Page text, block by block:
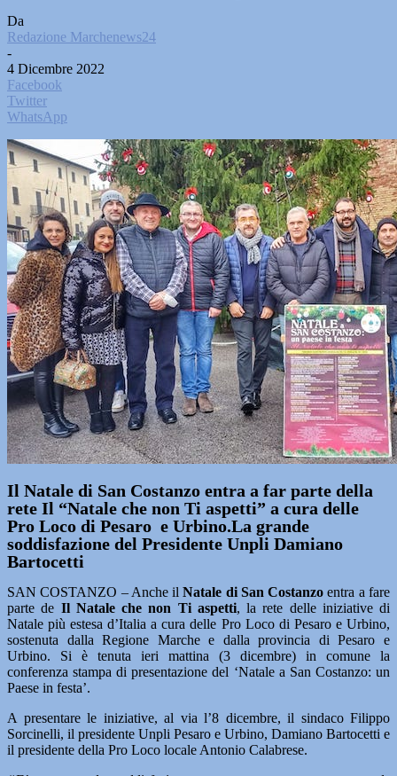
Da
Redazione Marchenews24
-
4 Dicembre 2022
Facebook
Twitter
WhatsApp
Il Natale di San Costanzo entra a far parte della
rete Il “Natale che non Ti aspetti” a cura delle
Pro Loco di Pesaro e Urbino.La grande
soddisfazione del Presidente Unpli Damiano
Bartocetti
SAN COSTANZO – Anche il Natale di San Costanzo entra a fare
parte de Il Natale che non Ti aspetti, la rete delle iniziative di
Natale più estesa d’Italia a cura delle Pro Loco di Pesaro e Urbino,
sostenuta dalla Regione Marche e dalla provincia di Pesaro e
Urbino. Si è tenuta ieri mattina (3 dicembre) in comune la
conferenza stampa di presentazione del ‘Natale a San Costanzo: un
Paese in festa’.
A presentare le iniziative, al via l’8 dicembre, il sindaco Filippo
Sorcinelli, il presidente Unpli Pesaro e Urbino, Damiano Bartocetti e
il presidente della Pro Loco locale Antonio Calabrese.